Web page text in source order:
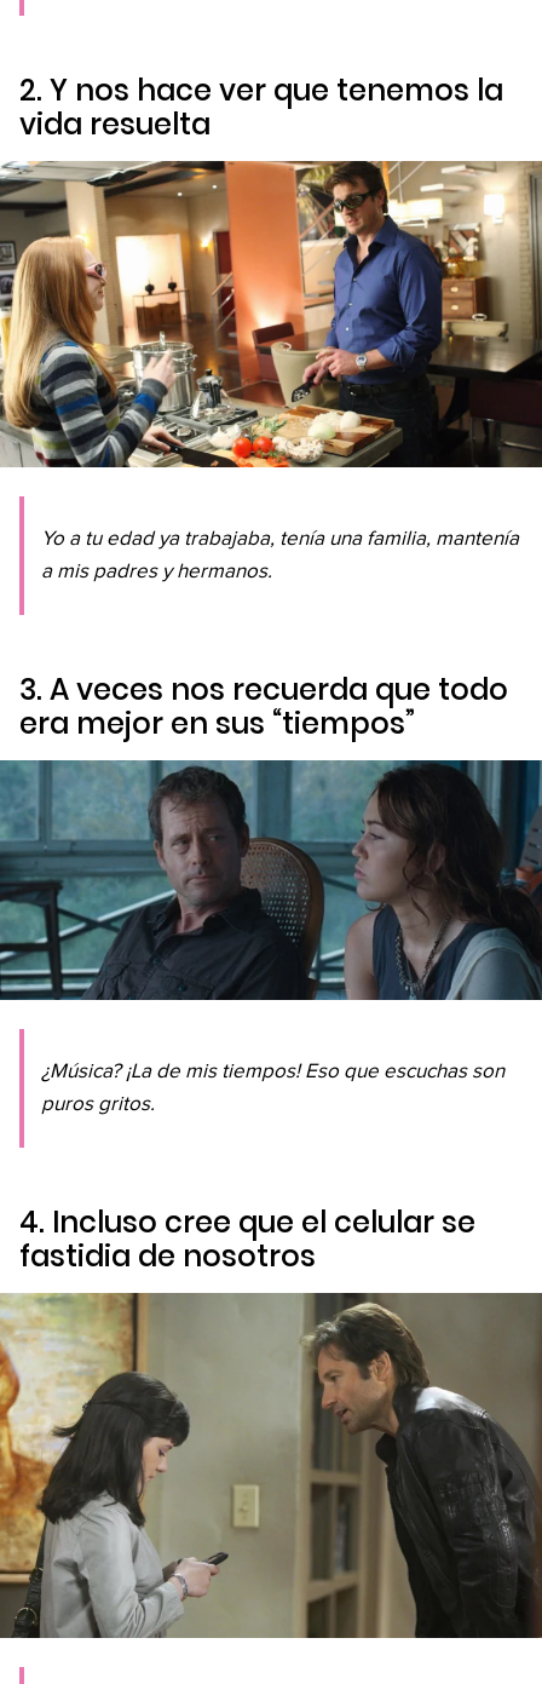
2. Y nos hace ver que tenemos la
vida resuelta
Yo a tu edad ya trabajaba, tenía una familia, mantenía
a mis padres y hermanos.
3. A veces nos recuerda que todo
era mejor en sus “tiempos”
¿Música? ¡La de mis tiempos! Eso que escuchas son
puros gritos.
4. Incluso cree que el celular se
fastidia de nosotros